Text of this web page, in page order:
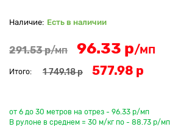
Есть в наличии
291.53 р/мп 96.33 р/мп
Итого: 1 749.18 р 577.98 р
от 6 до 30 метров на отрез - 96.33 р/мп
В рулоне в среднем = 30 м/кг по - 88.73 р/мп